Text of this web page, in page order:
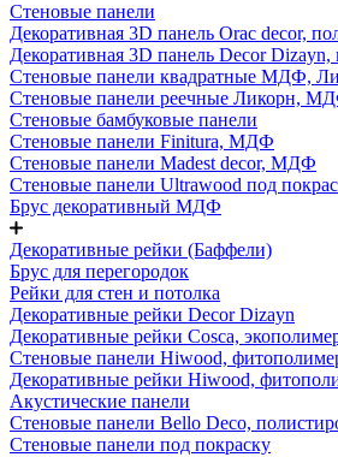
Стеновые панели
Декоративная 3D панель Orac decor,
Декоративная 3D панель Decor Dizayn,
Стеновые панели квадратные МДФ,
Стеновые панели реечные Ликорн,
Стеновые бамбуковые панели
Стеновые панели Finitura, МДФ
Стеновые панели Madest decor, МДФ
Стеновые панели Ultrawood под
Брус декоративный МДФ
Декоративные рейки (Баффели)
Брус для перегородок
Рейки для стен и потолка
Декоративные рейки Decor Dizayn
Декоративные рейки Cosca,
Стеновые панели Hiwood,
Декоративные рейки Hiwood,
Акустические панели
Стеновые панели Bello Deco,
Стеновые панели под покраску